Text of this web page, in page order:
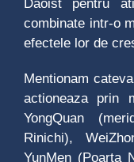
Daoist pentru
combinate intr-o
efectele lor de
Mentionam
actioneaza prin
YongQuan
Rinichi),
YunMen (Poarta